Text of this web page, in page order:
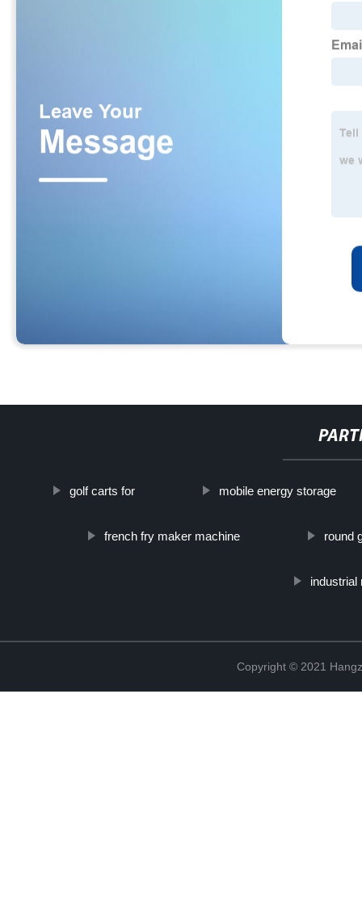
golf carts for mobile energy storage
french fry maker machine round
industrial
Copyright © 2021